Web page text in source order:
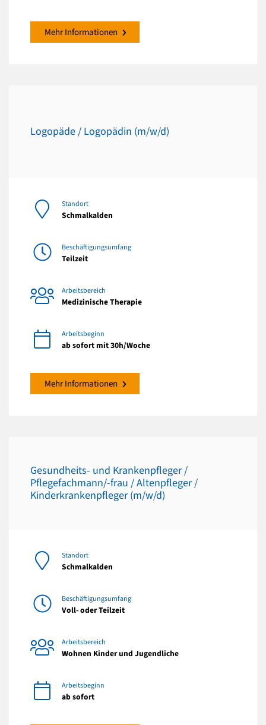
Mehr Informationen
Logopäde / Logopädin (m/w/d)
Standort
Schmalkalden
Beschäftigungsumfang
Teilzeit
Arbeitsbereich
Medizinische Therapie
Arbeitsbeginn
ab sofort mit 30h/Woche
Mehr Informationen
Gesundheits- und Krankenpfleger /
Pflegefachmann/-frau / Altenpfleger /
Kinderkrankenpfleger (m/w/d)
Standort
Schmalkalden
Beschäftigungsumfang
Voll- oder Teilzeit
Arbeitsbereich
Wohnen Kinder und Jugendliche
Arbeitsbeginn
ab sofort